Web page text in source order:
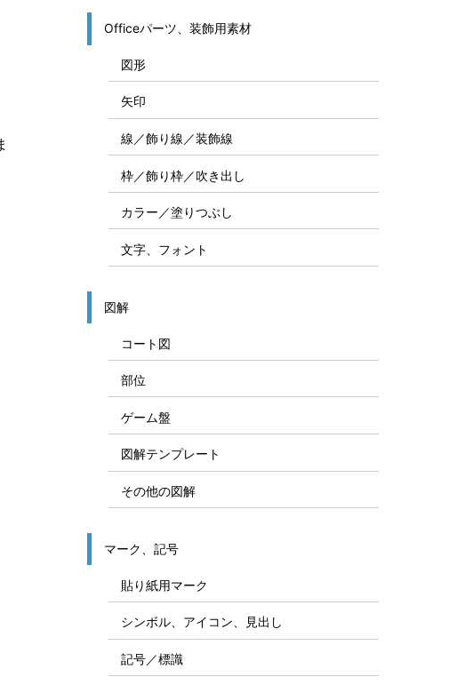
Officeパーツ、装飾用素材
図形
矢印
線／飾り線／装飾線
枠／飾り枠／吹き出し
カラー／塗りつぶし
文字、フォント
図解
コート図
部位
ゲーム盤
図解テンプレート
その他の図解
マーク、記号
貼り紙用マーク
シンボル、アイコン、見出し
記号／標識